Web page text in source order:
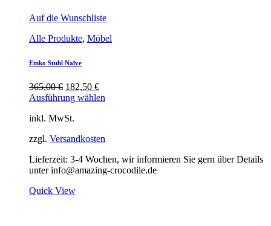
Auf die Wunschliste
Alle Produkte, Möbel
Emko Stuhl Naïve
365,00€ Ursprünglicher
Preis
365,00 €
182,50 €Aktueller
Preis
Ausführung wählen
inkl. MwSt.
zzgl. Versandkosten
Lieferzeit: 3-4 Wochen, wir informieren Sie gern über Details
unter info@amazing-crocodile.de
Quick View